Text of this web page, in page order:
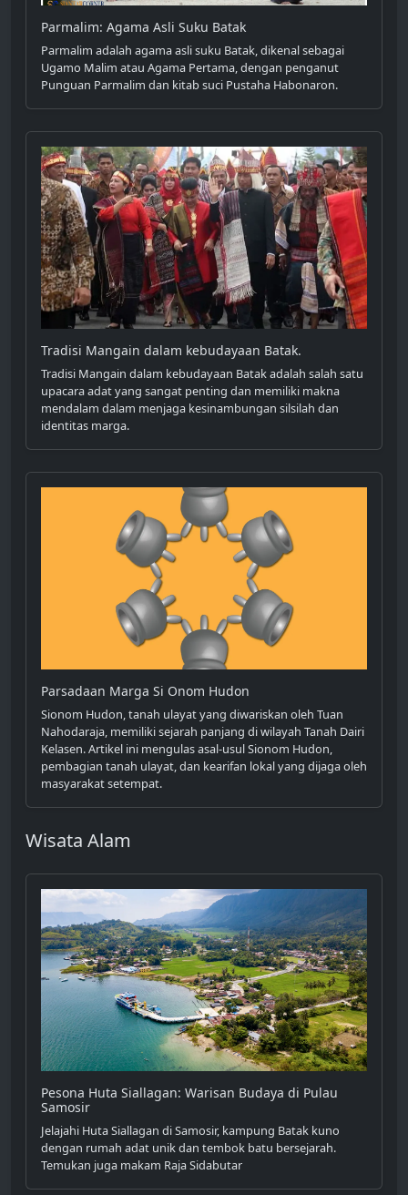
Parmalim: Agama Asli Suku Batak
Parmalim adalah agama asli suku Batak, dikenal sebagai
Ugamo Malim atau Agama Pertama, dengan penganut
Punguan Parmalim dan kitab suci Pustaha Habonaron.
Tradisi Mangain dalam kebudayaan Batak.
Tradisi Mangain dalam kebudayaan Batak adalah salah satu
upacara adat yang sangat penting dan memiliki makna
mendalam dalam menjaga kesinambungan silsilah dan
identitas marga.
Parsadaan Marga Si Onom Hudon
Sionom Hudon, tanah ulayat yang diwariskan oleh Tuan
Nahodaraja, memiliki sejarah panjang di wilayah Tanah Dairi
Kelasen. Artikel ini mengulas asal-usul Sionom Hudon,
pembagian tanah ulayat, dan kearifan lokal yang dijaga oleh
masyarakat setempat.
Wisata Alam
Pesona Huta Siallagan: Warisan Budaya di Pulau
Samosir
Jelajahi Huta Siallagan di Samosir, kampung Batak kuno
dengan rumah adat unik dan tembok batu bersejarah.
Temukan juga makam Raja Sidabutar